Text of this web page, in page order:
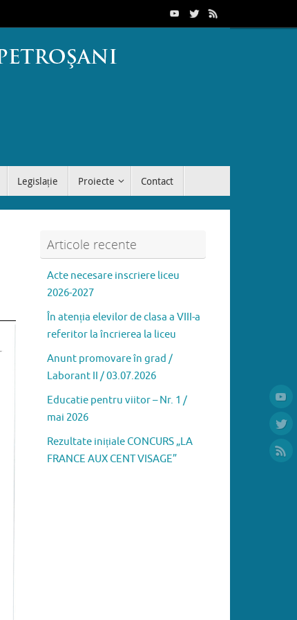
Legislație Proiecte Contact
Articole recente
Acte necesare inscriere liceu
2026-2027
În atenția elevilor de clasa a VIII-a
referitor la încrierea la liceu
Anunt promovare în grad /
Laborant II / 03.07.2026
Educatie pentru viitor – Nr. 1 /
mai 2026
Rezultate inițiale CONCURS „LA
FRANCE AUX CENT VISAGE”